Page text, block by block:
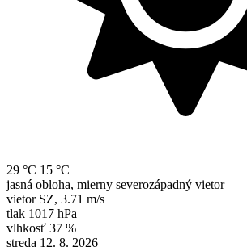
29 °C 15 °C
jasná obloha, mierny severozápadný vietor
vietor SZ, 3.71 m/s
tlak 1017 hPa
vlhkosť 37 %
streda 12. 8. 2026